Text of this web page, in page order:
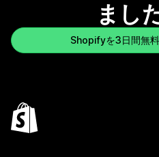
まし
Shopifyを3日間無